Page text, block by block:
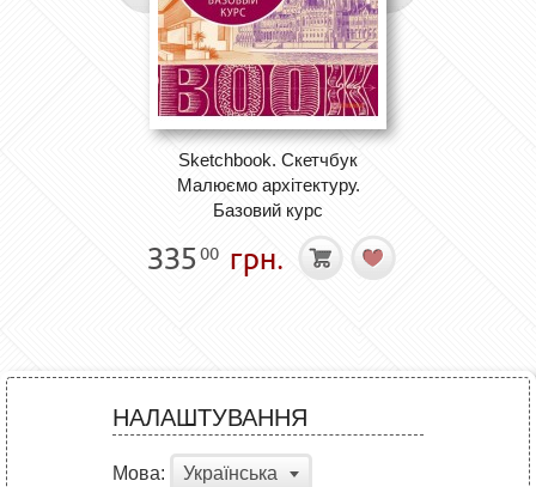
Sketchbook. Скетчбук
Малюємо архітектуру.
Базовий курс
33500 грн.
НАЛАШТУВАННЯ
Мова: Українська